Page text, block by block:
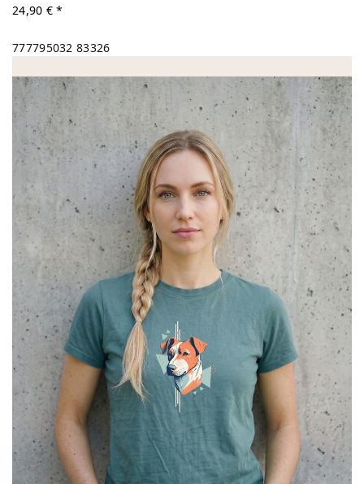
24,90 € *
777795032 83326